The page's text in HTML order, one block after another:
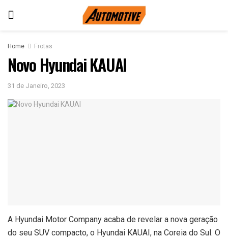
Home Frotas
Novo Hyundai KAUAI
31 de Janeiro, 2023
A Hyundai Motor Company acaba de revelar a nova geração
do seu SUV compacto, o Hyundai KAUAI, na Coreia do Sul. O